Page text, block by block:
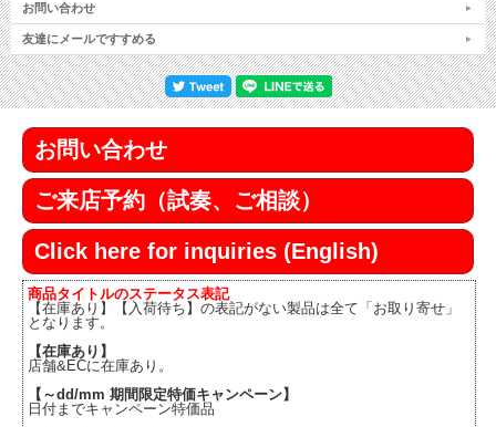
お問い合わせ
友達にメールですすめる
お問い合わせ
ご来店予約（試奏、ご相談）
Click here for inquiries (English)
商品タイトルのステータス表記
【在庫あり】【入荷待ち】の表記がない製品は全て「お取り寄せ」
となります。
【在庫あり】
店舗&ECに在庫あり。
【～dd/mm 期間限定特価キャンペーン】
日付までキャンペーン特価品